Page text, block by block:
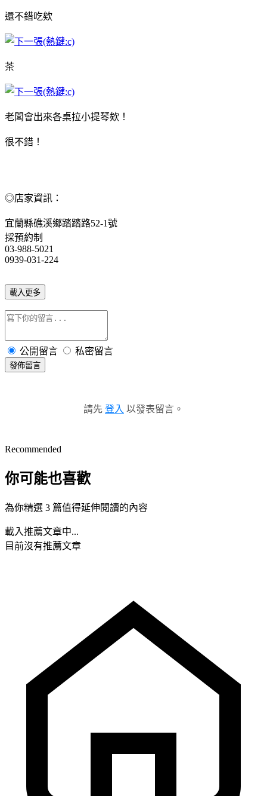
還不錯吃欸
茶
老闆會出來各桌拉小提琴欸！
很不錯！
◎店家資訊：
宜蘭縣礁溪鄉踏踏路52-1號
採預約制
03-988-5021
0939-031-224
載入更多
公開留言 私密留言
發佈留言
請先 登入 以發表留言。
Recommended
你可能也喜歡
為你精選 3 篇值得延伸閱讀的內容
載入推薦文章中...
目前沒有推薦文章